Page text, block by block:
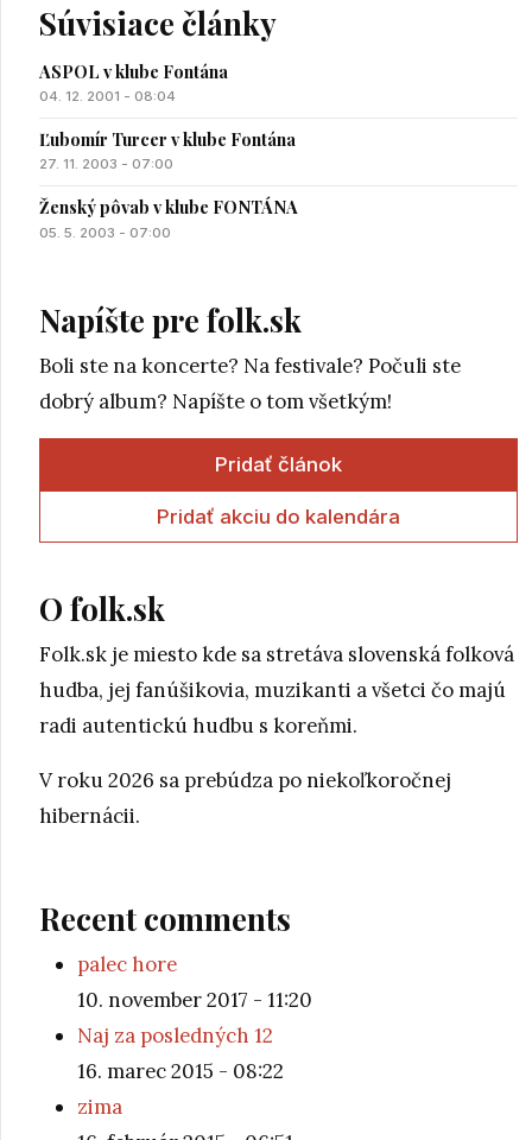
Súvisiace články
ASPOL v klube Fontána
04. 12. 2001 - 08:04
Ľubomír Turcer v klube Fontána
27. 11. 2003 - 07:00
Ženský pôvab v klube FONTÁNA
05. 5. 2003 - 07:00
Napíšte pre folk.sk
Boli ste na koncerte? Na festivale? Počuli ste
dobrý album? Napíšte o tom všetkým!
Pridať článok
Pridať akciu do kalendára
O folk.sk
Folk.sk je miesto kde sa stretáva slovenská folková
hudba, jej fanúšikovia, muzikanti a všetci čo majú
radi autentickú hudbu s koreňmi.
V roku 2026 sa prebúdza po niekoľkoročnej
hibernácii.
Recent comments
palec hore
10. november 2017 - 11:20
Naj za posledných 12
16. marec 2015 - 08:22
zima